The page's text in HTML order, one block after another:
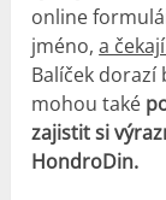
online
jméno,a
Balíček dorazí
mohou také
zajistit si
HondroDin.